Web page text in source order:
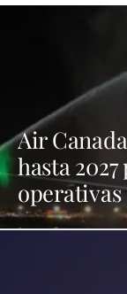
Air
hasta
operativas